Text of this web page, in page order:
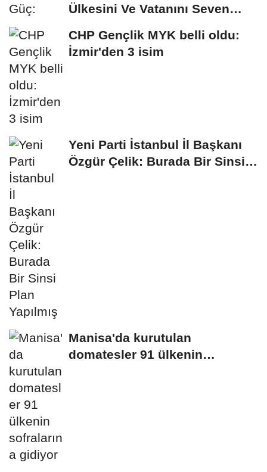
Ülkesini Ve Vatanını Seven
CHP Gençlik MYK belli oldu:
İzmir'den 3 isim
Yeni Parti İstanbul İl Başkanı
Özgür Çelik: Burada Bir Sinsi
Manisa'da kurutulan
domatesler 91 ülkenin